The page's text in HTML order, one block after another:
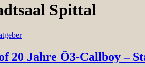
Spittal
20 Jahre Ö3-Callboy –